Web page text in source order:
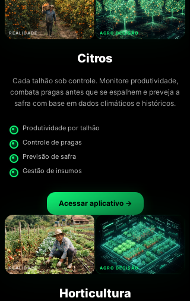
REALIDADE AGRO DECISÃO
Citros
Cada talhão sob controle. Monitore produtividade,
combata pragas antes que se espalhem e preveja a
safra com base em dados climáticos e históricos.
Produtividade por talhão
Controle de pragas
Previsão de safra
Gestão de insumos
Acessar aplicativo →
REALIDADE AGRO DECISÃO
Horticultura